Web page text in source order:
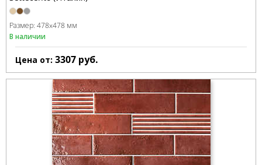
Размер: 478x478 мм
В наличии
Цена от: 3307 руб.